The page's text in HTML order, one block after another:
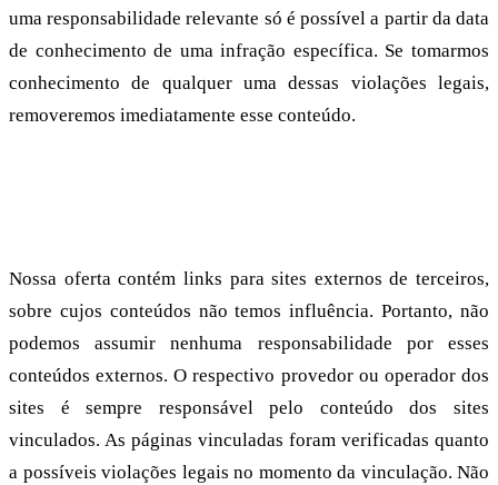
uma responsabilidade relevante só é possível a partir da data
de conhecimento de uma infração específica. Se tomarmos
conhecimento de qualquer uma dessas violações legais,
removeremos imediatamente esse conteúdo.
Nossa oferta contém links para sites externos de terceiros,
sobre cujos conteúdos não temos influência. Portanto, não
podemos assumir nenhuma responsabilidade por esses
conteúdos externos. O respectivo provedor ou operador dos
sites é sempre responsável pelo conteúdo dos sites
vinculados. As páginas vinculadas foram verificadas quanto
a possíveis violações legais no momento da vinculação. Não